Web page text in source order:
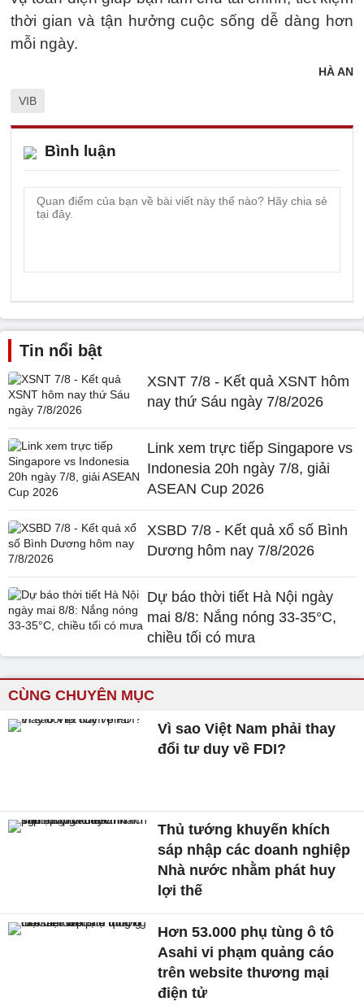
thời gian và tận hưởng cuộc sống dễ dàng hơn
mỗi ngày.
HÀ AN
VIB
Bình luận
Tin nổi bật
XSNT 7/8 - Kết quả XSNT hôm
nay thứ Sáu ngày 7/8/2026
Link xem trực tiếp Singapore vs
Indonesia 20h ngày 7/8, giải
ASEAN Cup 2026
XSBD 7/8 - Kết quả xổ số Bình
Dương hôm nay 7/8/2026
Dự báo thời tiết Hà Nội ngày
mai 8/8: Nắng nóng 33-35°C,
chiều tối có mưa
CÙNG CHUYÊN MỤC
Vì sao Việt Nam phải thay
đổi tư duy về FDI?
Thủ tướng khuyến khích
sáp nhập các doanh nghiệp
Nhà nước nhằm phát huy
lợi thế
Hơn 53.000 phụ tùng ô tô
Asahi vi phạm quảng cáo
trên website thương mại
điện tử